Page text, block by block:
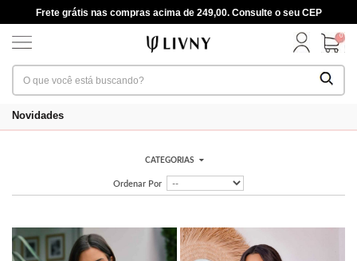
Frete grátis nas compras acima de 249,00. Consulte o seu CEP
0
Novidades
CATEGORIAS
Ordenar Por